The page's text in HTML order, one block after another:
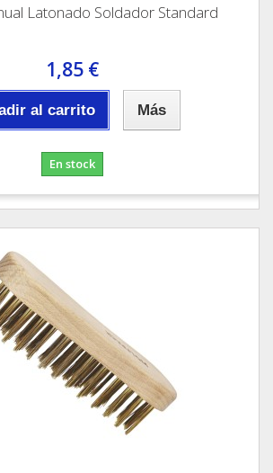
Latonado Soldador Standard
1,85 €
al carrito Más
En stock